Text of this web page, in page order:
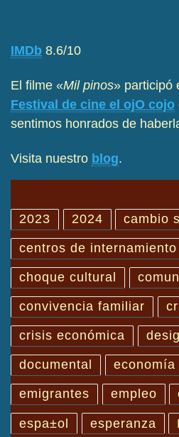
IMDb 8.6/10
El filme «Mil pinos» participó
Festival de cine el ojO cojo
sentimos honrados de
Visita nuestro blog.
2023 2024 cambio
centros de
choque cultural
convivencia familiar
crisis económica
documental economía
emigrantes empleo
espa±ol esperanza